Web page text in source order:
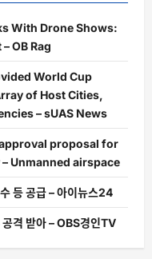
With Drone Shows:
OB Rag
World Cup
of Host Cities,
– sUAS News
proposal for
Unmanned airspace
등 공급 – 아이뉴스24
격 받아 – OBS경인TV